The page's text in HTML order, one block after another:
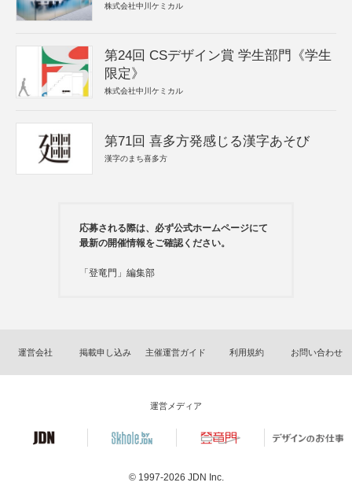
株式会社中川ケミカル
第24回 CSデザイン賞 学生部門《学生
限定》
株式会社中川ケミカル
第71回 喜多方発感じる漢字あそび
漢字のまち喜多方
応募される際は、必ず公式ホームページにて
最新の開催情報をご確認ください。
「登竜門」編集部
運営会社 掲載申し込み 主催運営ガイド 利用規約 お問い合わせ
運営メディア
© 1997-2026 JDN Inc.